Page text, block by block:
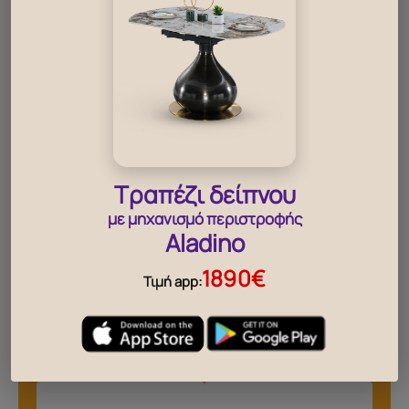
Τραπέζι δείπνου
με μηχανισμό περιστροφής
Aladino
Τιμή app:1890€